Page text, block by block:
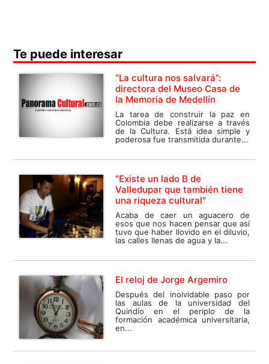
Te puede interesar
“La cultura nos salvará”:
directora del Museo Casa de
la Memoria de Medellín
La tarea de construir la paz en
Colombia debe realizarse a través
de la Cultura. Está idea simple y
poderosa fue transmitida durante...
"Existe un lado B de
Valledupar que también tiene
una riqueza cultural"
Acaba de caer un aguacero de
esos que nos hacen pensar que así
tuvo que haber llovido en el diluvio,
las calles llenas de agua y la...
El reloj de Jorge Argemiro
Después del inolvidable paso por
las aulas de la universidad del
Quindío en el periplo de la
formación académica universitaria,
en...